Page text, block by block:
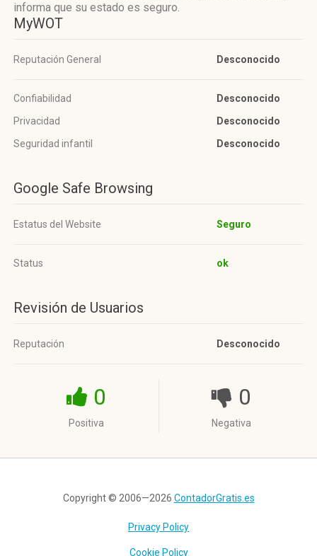
informa que su estado es seguro.
MyWOT
Reputación General Desconocido
Confiabilidad
Desconocido
Privacidad
Desconocido
Seguridad infantil
Desconocido
Google Safe Browsing
Estatus del Website Seguro
Status ok
Revisión de Usuarios
Reputación Desconocido
0
Positiva
0
Negativa
Copyright © 2006—2026 ContadorGratis.es
Privacy Policy
Cookie Policy